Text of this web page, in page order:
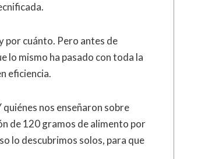
por cuánto. Pero antes de
lo mismo ha pasado con toda la
eficiencia.
quiénes nos enseñaron sobre
de 120 gramos de alimento por
lo descubrimos solos, para que